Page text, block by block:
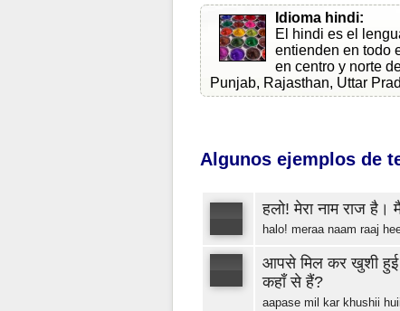
Idioma hindi:
El hindi es el
entienden en todo
en centro y norte
Punjab, Rajasthan, Uttar
Algunos ejemplos de
हलो! मेरा नाम राज
halo! meraa naam raaj
आपसे मिल कर खुशी
कहाँ से हैं?
aapase mil kar khushii